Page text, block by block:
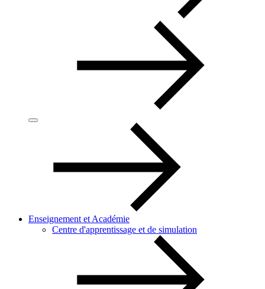
Enseignement et Académie
Centre d'apprentissage et de simulation